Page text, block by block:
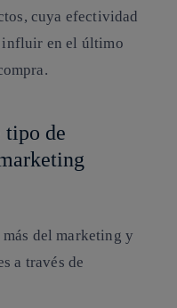
cuya efectividad
influir en el último
tipo de
del marketing y
a través de